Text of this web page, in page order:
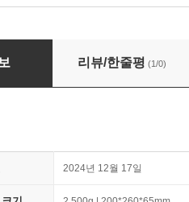
SEASON’S GREETINGS
리뷰/한줄평 (1/0)
2024년 12월 17일